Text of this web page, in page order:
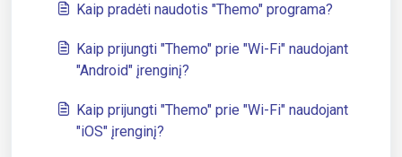
Kaip pradėti naudotis "Themo" programa?
Kaip prijungti "Themo" prie "Wi-Fi" naudojant
"Android" įrenginį?
Kaip prijungti "Themo" prie "Wi-Fi" naudojant
"iOS" įrenginį?